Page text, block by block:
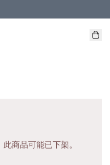
商品可能已下架。